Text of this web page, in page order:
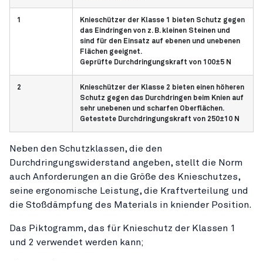
1
Knieschützer der Klasse 1 bieten Schutz gegen
das Eindringen von z. B. kleinen Steinen und
sind für den Einsatz auf ebenen und unebenen
Flächen geeignet.
Geprüfte Durchdringungskraft von 100±5 N
2
Knieschützer der Klasse 2 bieten einen höheren
Schutz gegen das Durchdringen beim Knien auf
sehr unebenen und scharfen Oberflächen.
Getestete Durchdringungskraft von 250±10 N
Neben den Schutzklassen, die den
Durchdringungswiderstand angeben, stellt die Norm
auch Anforderungen an die Größe des Knieschutzes,
seine ergonomische Leistung, die Kraftverteilung und
die Stoßdämpfung des Materials in kniender Position.
Das Piktogramm, das für Knieschutz der Klassen 1
und 2 verwendet werden kann;